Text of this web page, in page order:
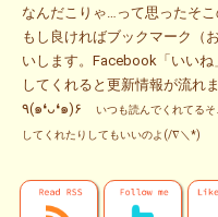
なんだこりゃ…って思ったそ
もし良ければブックマーク（
いします。Facebook「いい
してくれると更新情報が流れ
٩(๑❛ᴗ❛๑)۶
いつも読んでくれてる
してくれたりしてもいいのよ(/∇＼*)